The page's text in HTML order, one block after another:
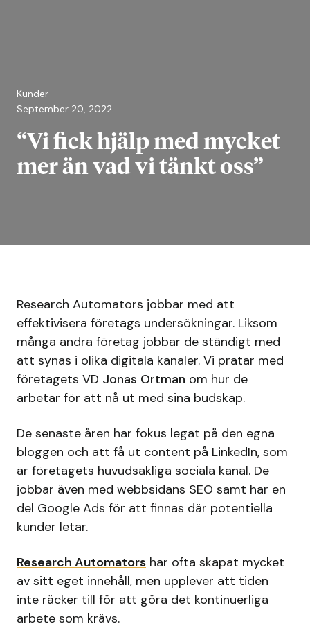
Kunder
September 20, 2022
“Vi fick hjälp med mycket
mer än vad vi tänkt oss”
Research Automators jobbar med att
effektivisera företags undersökningar. Liksom
många andra företag jobbar de ständigt med
att synas i olika digitala kanaler. Vi pratar med
företagets VD Jonas Ortman om hur de
arbetar för att nå ut med sina budskap.
De senaste åren har fokus legat på den egna
bloggen och att få ut content på LinkedIn, som
är företagets huvudsakliga sociala kanal. De
jobbar även med webbsidans SEO samt har en
del Google Ads för att finnas där potentiella
kunder letar.
Research Automators har ofta skapat mycket
av sitt eget innehåll, men upplever att tiden
inte räcker till för att göra det kontinuerliga
arbete som krävs.